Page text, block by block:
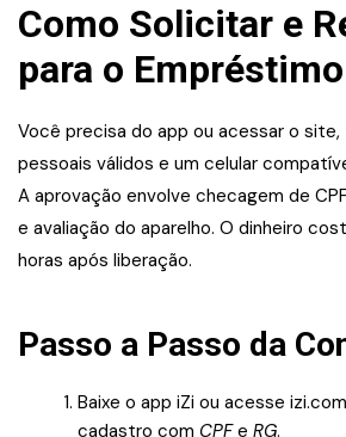
Como Solicitar e
para o Empréstimo
Você precisa do app ou acessar o
pessoais válidos e um celular
A aprovação envolve checagem de
e avaliação do aparelho. O dinheiro
horas após liberação.
Passo a Passo da
Baixe o app iZi ou acesse
cadastro com CPFe RG.